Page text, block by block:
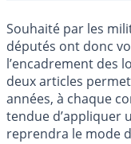
Souhaité par les
députés ont donc
l’encadrement des
deux articles
années, à chaque
tendue d’appliquer
reprendra le mode